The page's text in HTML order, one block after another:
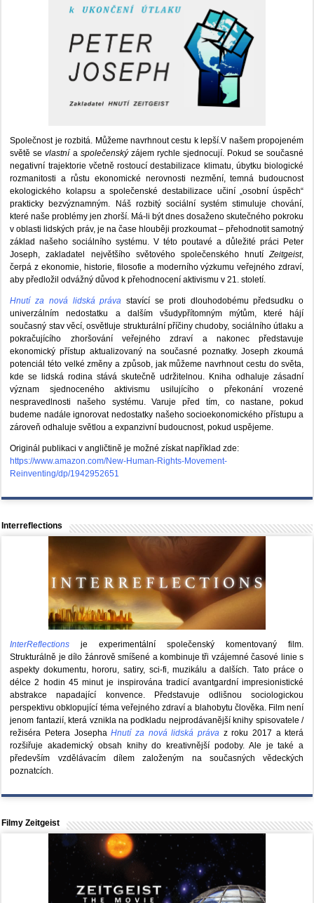
Společnost je rozbitá. Můžeme navrhnout cestu k lepší.V našem propojeném
světě sevlastní a společenskýzájem rychle sjednocují. Pokud se současné
negativní trajektorie včetně rostoucí destabilizace klimatu, úbytku biologické
rozmanitosti a růstu ekonomické nerovnosti nezmění, temná budoucnost
ekologického kolapsu a společenské destabilizace učiní „osobní úspěch“
prakticky bezvýznamným. Náš rozbitý sociální systém stimuluje chování,
které naše problémy jen zhorší. Má-li být dnes dosaženo skutečného pokroku
v oblasti lidských práv, je na čase hlouběji prozkoumat – přehodnotit samotný
základ našeho sociálního systému. V této poutavé a důležité práci Peter
Joseph, zakladatel největšího světového společenského hnutíZeitgeist,
čerpá z ekonomie, historie, filosofie a moderního výzkumu veřejného zdraví,
aby předložil odvážný důvod k přehodnocení aktivismu v 21. století.
Hnutí za nová lidská práva stavící se proti dlouhodobému předsudku o
univerzálním nedostatku a dalším všudypřítomným mýtům, které hájí
současný stav věcí, osvětluje strukturální příčiny chudoby, sociálního útlaku a
pokračujícího zhoršování veřejného zdraví a nakonec představuje
ekonomický přístup aktualizovaný na současné poznatky. Joseph zkoumá
potenciál této velké změny a způsob, jak můžeme navrhnout cestu do světa,
kde se lidská rodina stává skutečně udržitelnou. Kniha odhaluje zásadní
význam sjednoceného aktivismu usilujícího o překonání vrozené
nespravedlnosti našeho systému. Varuje před tím, co nastane, pokud
budeme nadále ignorovat nedostatky našeho socioekonomického přístupu a
zároveň odhaluje světlou a expanzivní budoucnost, pokud uspějeme.
Originál publikaci v angličtině je možné získat například zde:
https://www.amazon.com/New-Human-Rights-Movement-
Reinventing/dp/1942952651
Interreflections
InterReflections je experimentální společenský komentovaný film.
Strukturálně je dílo žánrově smíšené a kombinuje tři vzájemné časové linie s
aspekty dokumentu, hororu, satiry, sci-fi, muzikálu a dalších. Tato práce o
délce 2 hodin 45 minut je inspirována tradicí avantgardní impresionistické
abstrakce napadající konvence. Představuje odlišnou sociologickou
perspektivu obklopující téma veřejného zdraví a blahobytu člověka. Film není
jenom fantazií, která vznikla na podkladu nejprodávanější knihy spisovatele /
režiséra Petera JosephaHnutí za nová lidská právaz roku 2017 a která
rozšiřuje akademický obsah knihy do kreativnější podoby. Ale je také a
především vzdělávacím dílem založeným na současných vědeckých
poznatcích.
Filmy Zeitgeist